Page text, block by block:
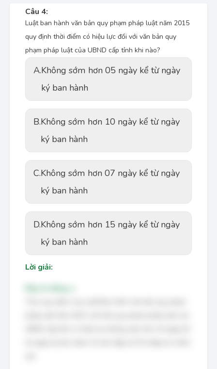
Câu 4:
Luật ban hành văn bản quy phạm pháp luật năm 2015
quy định thời điểm có hiệu lực đối với văn bản quy
phạm pháp luật của UBND cấp tỉnh khi nào?
A.Không sớm hơn 05 ngày kể từ ngày
ký ban hành
B.Không sớm hơn 10 ngày kể từ ngày
ký ban hành
C.Không sớm hơn 07 ngày kể từ ngày
ký ban hành
D.Không sớm hơn 15 ngày kể từ ngày
ký ban hành
Lời giải: